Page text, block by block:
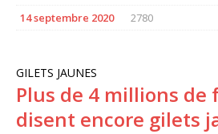
14 septembre 2020 2780
GILETS JAUNES
Plus de 4 millions de
disent encore gilets